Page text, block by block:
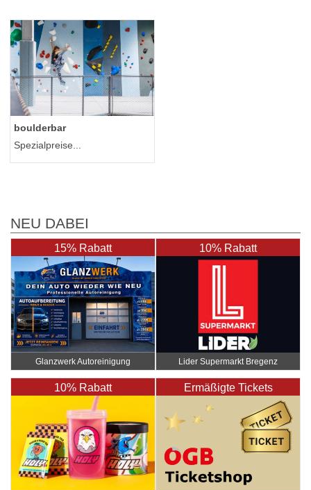
boulderbar
Spezialpreise...
NEU DABEI
15% Rabatt
Glanzwerk Autoreinigung
10% Rabatt
Lider Supermarkt Bregenz
10% Rabatt Ermäßigte Tickets